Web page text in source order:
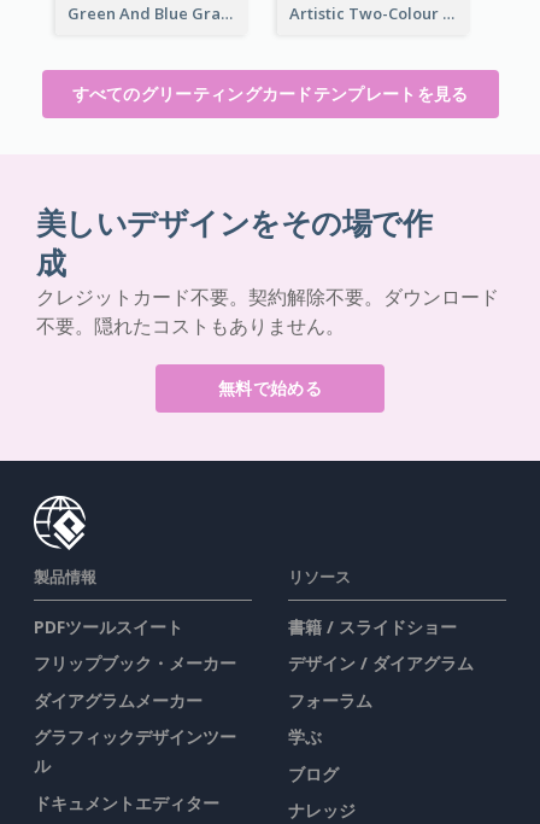
Green And Blue Graphic Bon Voyage Card Artistic Two-Colour Valentine's Day Greeting Card
すべてのグリーティングカードテンプレートを見る
美しいデザインをその場で作
成
クレジットカード不要。契約解除不要。ダウンロード
不要。隠れたコストもありません。
無料で始める
製品情報
PDFツールスイート
フリップブック・メーカー
ダイアグラムメーカー
グラフィックデザインツー
ル
ドキュメントエディター
リソース
書籍 / スライドショー
デザイン / ダイアグラム
フォーラム
学ぶ
ブログ
ナレッジ